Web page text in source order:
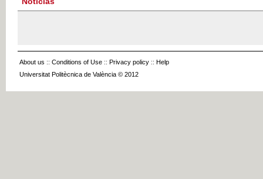
About us :: Conditions of Use :: Privacy policy :: Help
Universitat Politècnica de València © 2012